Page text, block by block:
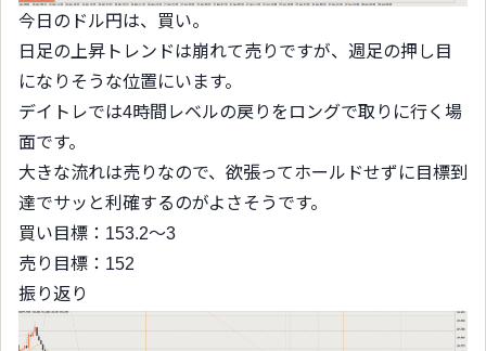
今日のドル円は、買い。
日足の上昇トレンドは崩れて売りですが、週足の押し目
になりそうな位置にいます。
デイトレでは4時間レベルの戻りをロングで取りに行く場
面です。
大きな流れは売りなので、欲張ってホールドせずに目標到
達でサッと利確するのがよさそうです。
買い目標：153.2〜3
売り目標：152
振り返り